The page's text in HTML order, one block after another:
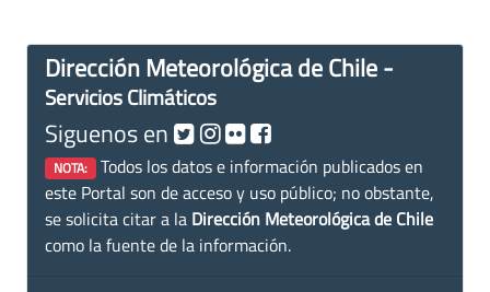
Dirección Meteorológica de Chile -
Servicios Climáticos
Siguenos en
NOTA: Todos los datos e información publicados en
este Portal son de acceso y uso público; no obstante,
se solicita citar a la Dirección Meteorológica de Chile
como la fuente de la información.